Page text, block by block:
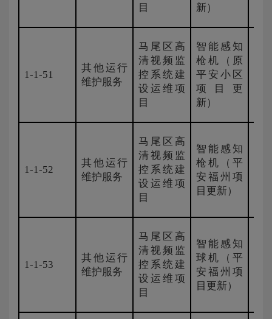
目
新）
1-1-51
其他运行
维护服务
马尾区高
清视频监
控系统建
设运维项
目
智能感知
枪机（原
平安小区
项目更
新）
1-1-52
其他运行
维护服务
马尾区高
清视频监
控系统建
设运维项
目
智能感知
枪机（平
安福州项
目更新）
1-1-53
其他运行
维护服务
马尾区高
清视频监
控系统建
设运维项
目
智能感知
球机（平
安福州项
目更新）